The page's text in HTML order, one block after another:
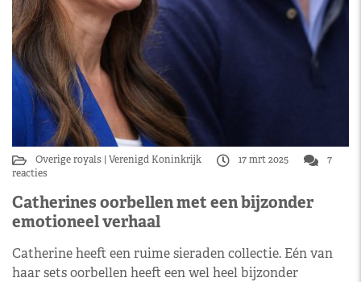
Overige royals Verenigd Koninkrijk 17 mrt 2025
7
reacties
Catherines oorbellen met een bijzonder
emotioneel verhaal
Catherine heeft een ruime sieraden collectie. Eén van
haar sets oorbellen heeft een wel heel bijzonder